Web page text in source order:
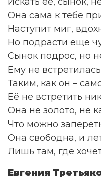
Она сама к тебе
Наступит миг,
Но подрасти ещё
Сынок подрос, но
Ему не
Таким, как он –
Её не встретить
Она не золото, не
Что можно
Она свободна, и
Лишь там, где
Евгения